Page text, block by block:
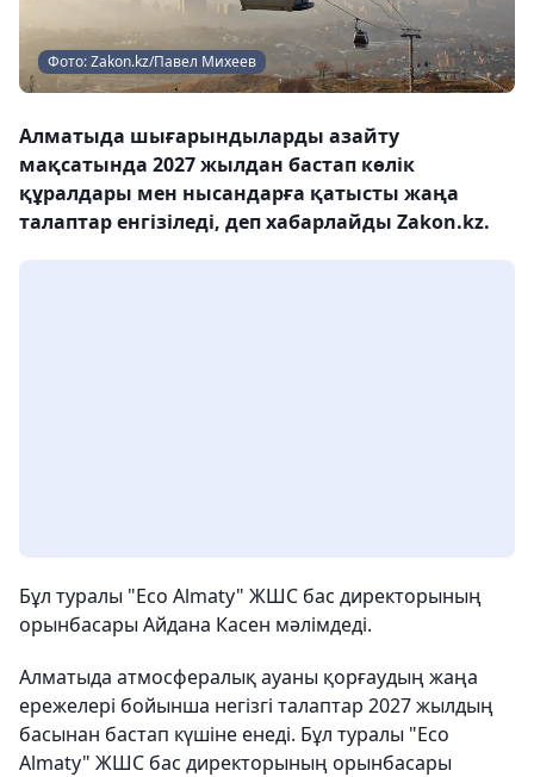
Фото: Zakon.kz/Павел Михеев
Алматыда шығарындыларды азайту
мақсатында 2027 жылдан бастап көлік
құралдары мен нысандарға қатысты жаңа
талаптар енгізіледі, деп хабарлайды Zakon.kz.
Бұл туралы "Eco Almaty" ЖШС бас директорының
орынбасары Айдана Касен мәлімдеді.
Алматыда атмосфералық ауаны қорғаудың жаңа
ережелері бойынша негізгі талаптар 2027 жылдың
басынан бастап күшіне енеді. Бұл туралы "Eco
Almaty" ЖШС бас директорының орынбасары